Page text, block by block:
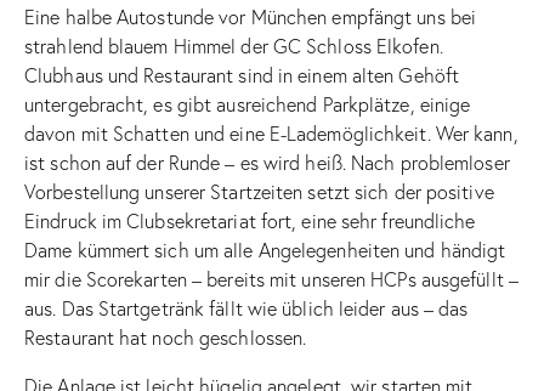
Eine halbe Autostunde vor München empfängt uns bei
strahlend blauem Himmel der GC Schloss Elkofen.
Clubhaus und Restaurant sind in einem alten Gehöft
untergebracht, es gibt ausreichend Parkplätze, einige
davon mit Schatten und eine E-Lademöglichkeit. Wer kann,
ist schon auf der Runde – es wird heiß. Nach problemloser
Vorbestellung unserer Startzeiten setzt sich der positive
Eindruck im Clubsekretariat fort, eine sehr freundliche
Dame kümmert sich um alle Angelegenheiten und händigt
mir die Scorekarten – bereits mit unseren HCPs ausgefüllt –
aus. Das Startgetränk fällt wie üblich leider aus – das
Restaurant hat noch geschlossen.